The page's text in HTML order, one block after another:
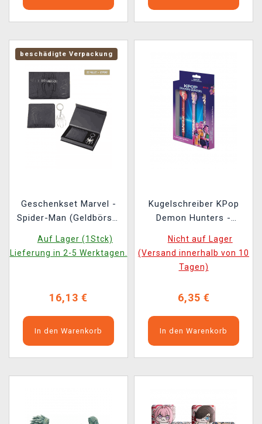
beschädigte Verpackung
Geschenkset Marvel -
Spider-Man (Geldbörse,
(beschädigte
Verpackung)
Auf Lager (1Stck)
Lieferung in 2-5 Werktagen.
16,13 €
In den Warenkorb
Kugelschreiber KPop
Demon Hunters -
Nicht auf Lager
(Versand innerhalb von 10
Tagen)
6,35 €
In den Warenkorb